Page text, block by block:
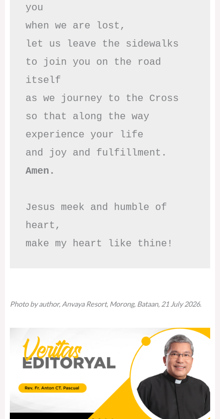
you
when we are lost,
let us leave the sidewalks
to join you on the road
itself
as we journey to the Cross
so that along the way
experience your life
Amen.
Jesus meek and humble of
heart,
make my heart like thine!
Photo by author, Anvaya Resort, Morong, Bataan, 21 July 2026.